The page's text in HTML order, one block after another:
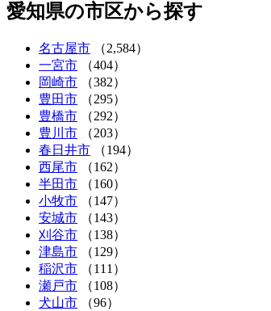
愛知県の市区から探す
名古屋市
（2,584）
一宮市
（404）
岡崎市
（382）
豊田市
（295）
豊橋市
（292）
豊川市
（203）
春日井市
（194）
西尾市
（162）
半田市
（160）
小牧市
（147）
安城市
（143）
刈谷市
（138）
津島市
（129）
稲沢市
（111）
瀬戸市
（108）
犬山市
（96）